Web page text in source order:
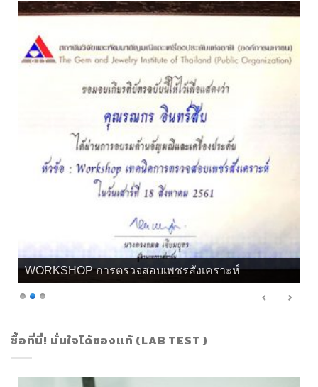
WORKSHOP การตรวจสอบเพชรสังเคราะห์
ซื้อที่นี่! มั่นใจได้ของแท้ (LAB TEST )